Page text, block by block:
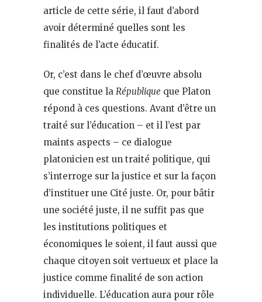
article de cette série, il faut d’abord
avoir déterminé quelles sont les
finalités de l’acte éducatif.
Or, c’est dans le chef d’œuvre absolu
que constitue la République que Platon
répond à ces questions. Avant d’être un
traité sur l’éducation – et il l’est par
maints aspects – ce dialogue
platonicien est un traité politique, qui
s’interroge sur la justice et sur la façon
d’instituer une Cité juste. Or, pour bâtir
une société juste, il ne suffit pas que
les institutions politiques et
économiques le soient, il faut aussi que
chaque citoyen soit vertueux et place la
justice comme finalité de son action
individuelle. L’éducation aura pour rôle